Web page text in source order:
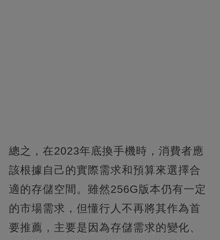
總之，在2023年底換手機時，消費者應
該根據自己的實際需求和預算來選擇合
適的存儲空間。雖然256G版本仍有一定
的市場需求，但懂行人不再將其作為首
要推薦，主要是因為存儲需求的變化、